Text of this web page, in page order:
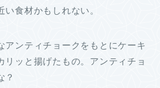
い食材かもしれない。
アンティチョークをもとにケーキ
リッと揚げたもの。アンティチョ
？